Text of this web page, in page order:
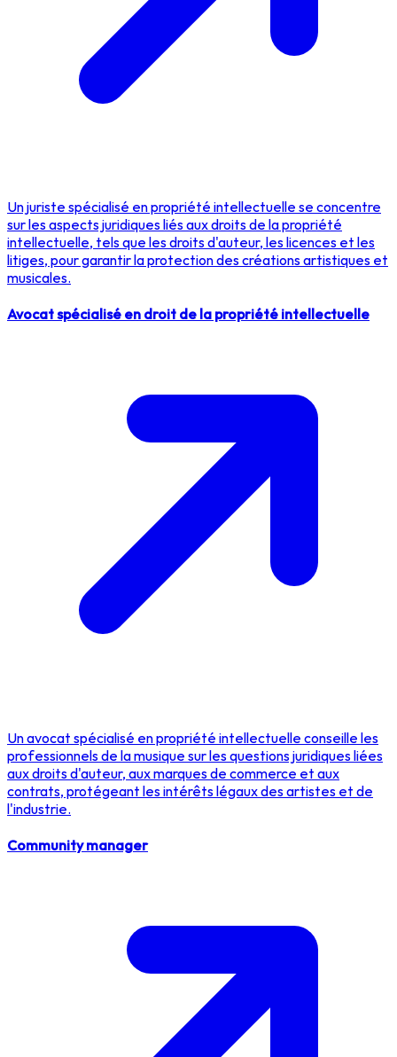
Un juriste spécialisé en propriété intellectuelle se concentre
sur les aspects juridiques liés aux droits de la propriété
intellectuelle, tels que les droits d'auteur, les licences et les
litiges, pour garantir la protection des créations artistiques et
musicales.
Avocat spécialisé en droit de la propriété intellectuelle
Un avocat spécialisé en propriété intellectuelle conseille les
professionnels de la musique sur les questions juridiques liées
aux droits d'auteur, aux marques de commerce et aux
contrats, protégeant les intérêts légaux des artistes et de
l'industrie.
Community manager